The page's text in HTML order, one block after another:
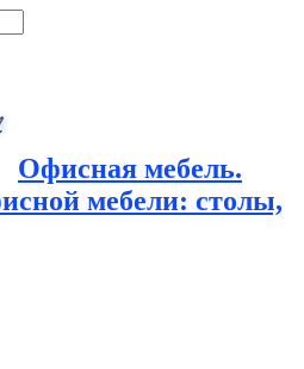
Офисная мебель.
мебели: столы,